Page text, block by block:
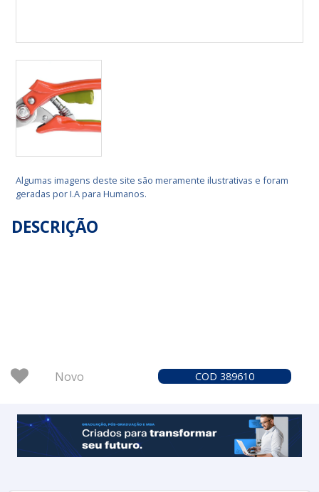
Algumas imagens deste site são meramente ilustrativas e foram
geradas por I.A para Humanos.
DESCRIÇÃO
Novo COD 389610